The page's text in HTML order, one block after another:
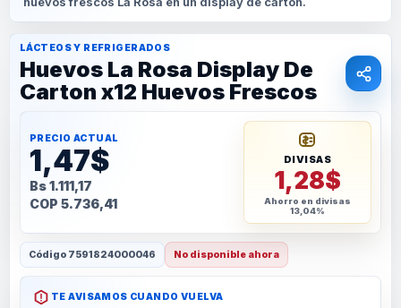
LÁCTEOS Y REFRIGERADOS
Huevos La Rosa Display De
Carton x12 Huevos Frescos
PRECIO ACTUAL
1,47$
Bs 1.111,17
COP 5.736,41
DIVISAS
1,28$
Ahorro en divisas
13,04%
Código 7591824000046 No disponible ahora
TE AVISAMOS CUANDO VUELVA